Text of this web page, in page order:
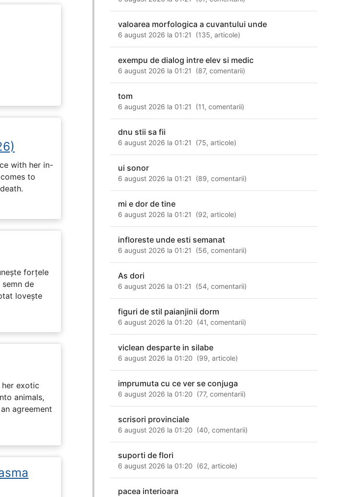
with her in-
to
forțele
de
lovește
her exotic
animals,
agreement
valoarea morfologica a cuvantului unde
6 august 2026 la 01:21 (135,articole)
exempu de dialog intre elev si medic
6 august 2026 la 01:21 (87,comentarii)
tom
6 august 2026 la 01:21 (11,comentarii)
dnu stii sa fii
6 august 2026 la 01:21 (75,articole)
ui sonor
6 august 2026 la 01:21 (89,comentarii)
mi e dor de tine
6 august 2026 la 01:21 (92,articole)
infloreste unde esti semanat
6 august 2026 la 01:21 (56,comentarii)
As dori
6 august 2026 la 01:21 (54,comentarii)
figuri de stil paianjinii dorm
6 august 2026 la 01:20 (41,comentarii)
viclean desparte in silabe
6 august 2026 la 01:20 (99,articole)
imprumuta cu ce ver se conjuga
6 august 2026 la 01:20 (77,comentarii)
scrisori provinciale
6 august 2026 la 01:20 (40,comentarii)
suporti de flori
6 august 2026 la 01:20 (62,articole)
pacea interioara